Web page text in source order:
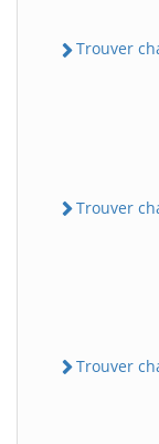
Trouver
Trouver
Trouver